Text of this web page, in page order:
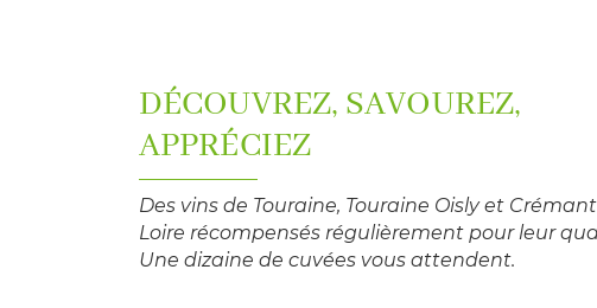
DÉCOUVREZ, SAVOUREZ,
APPRÉCIEZ
Des vins de Touraine, Touraine Oisly et
Loire récompensés régulièrement pour leur
Une dizaine de cuvées vous attendent.